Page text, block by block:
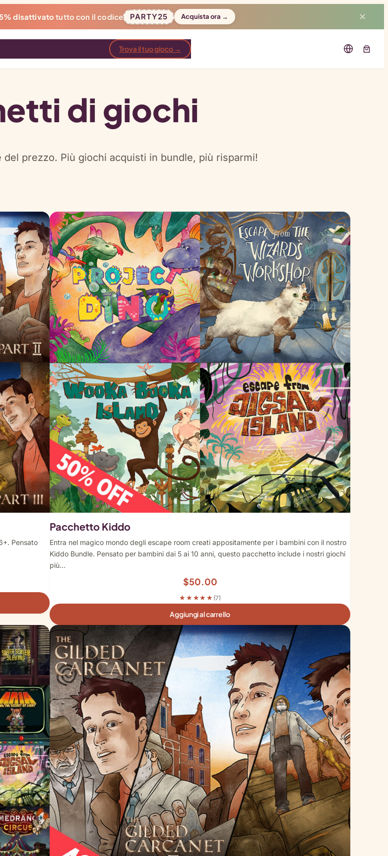
disattivatotutto con il codice PARTY25 Acquista ora → ✕
Trova il tuo gioco →
di giochi
prezzo. Più giochi acquisti in bundle, più risparmi!
Pensato
Pacchetto Kiddo
Entra nel magico mondo degli escape room creati appositamente per i bambini con il nostro
Kiddo Bundle. Pensato per bambini dai 5 ai 10 anni, questo pacchetto include i nostri giochi
più...
$50.00
★★★★★ (7)
Aggiungi al carrello